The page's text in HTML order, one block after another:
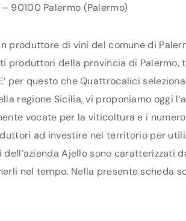
– 90100 Palermo (Palermo)
produttore di vini del comune di
della provincia di Palermo,
per questo che Quattrocalici
regione Sicilia, vi proponiamo oggi
vocate per la viticoltura e i
ad investire nel territorio per
dell’azienda Ajello sono
nel tempo. Nella presente scheda